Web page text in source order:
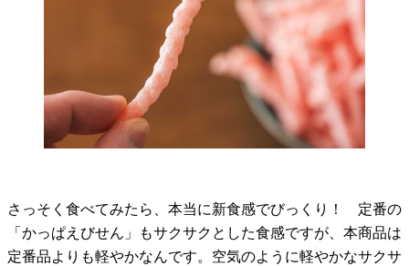
さっそく食べてみたら、本当に新食感でびっくり！ 定番の
「かっぱえびせん」もサクサクとした食感ですが、本商品は
定番品よりも軽やかなんです。空気のように軽やかなサクサ